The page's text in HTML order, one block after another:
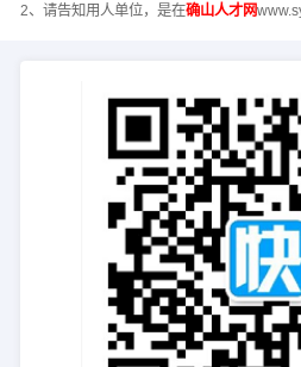
2、请告知用人单位，是在确山人才网